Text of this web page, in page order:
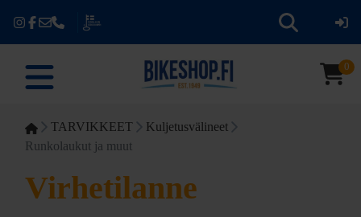
0
TARVIKKEET
Kuljetusvälineet
Runkolaukut ja muut
Virhetilanne